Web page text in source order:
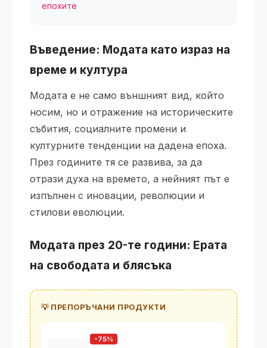
епохите
Въведение: Модата като израз на
време и култура
Модата е не само външният вид, който
носим, но и отражение на историческите
събития, социалните промени и
културните тенденции на дадена епоха.
През годините тя се развива, за да
отрази духа на времето, а нейният път е
изпълнен с иновации, революции и
стилови еволюции.
Модата през 20-те години: Ерата
на свободата и блясъка
💡 ПРЕПОРЪЧАНИ ПРОДУКТИ
-75%